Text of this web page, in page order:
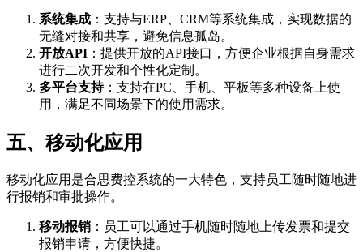
系统集成 ：支持与ERP、CRM等系统集成，实现数据的
无缝对接和共享，避免信息孤岛。
开放API ：提供开放的API接口，方便企业根据自身需求
进行二次开发和个性化定制。
多平台支持：支持在PC、手机、平板等多种设备上使
用，满足不同场景下的使用需求。
五、移动化应用
移动化应用是合思费控系统的一大特色，支持员工随时随地进
行报销和审批操作。
移动报销 ：员工可以通过手机随时随地上传发票和提交
报销申请，方便快捷。